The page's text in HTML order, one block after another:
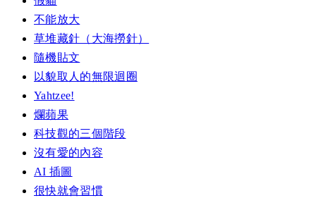
不能放大
草堆藏針（大海撈針）
隨機貼文
以貌取人的無限迴圈
Yahtzee!
爛蘋果
科技觀的三個階段
沒有愛的內容
AI 插圖
很快就會習慣